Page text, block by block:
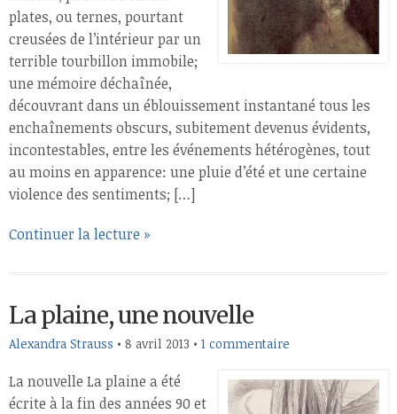
plates, ou ternes, pourtant
creusées de l’intérieur par un
terrible tourbillon immobile;
une mémoire déchaînée,
découvrant dans un éblouissement instantané tous les
enchaînements obscurs, subitement devenus évidents,
incontestables, entre les événements hétérogènes, tout
au moins en apparence: une pluie d’été et une certaine
violence des sentiments; […]
Continuer la lecture »
La plaine, une nouvelle
Alexandra Strauss • 8 avril 2013 • 1 commentaire
La nouvelle La plaine a été
écrite à la fin des années 90 et